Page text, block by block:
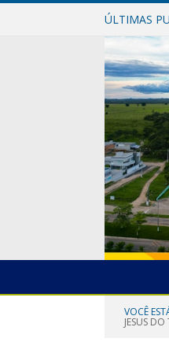
ÚLTIMAS
VOCÊ
JESUS